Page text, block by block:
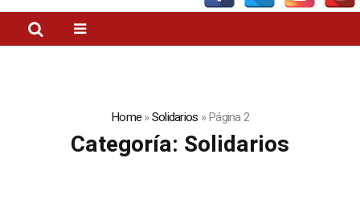
Home»Solidarios »Página 2
Categoría: Solidarios